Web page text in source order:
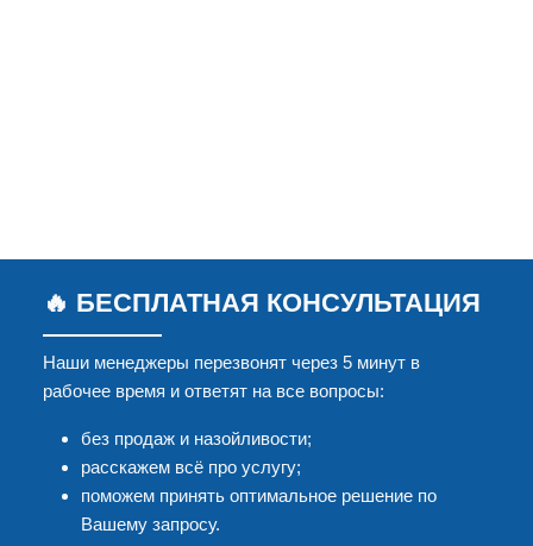
🔥 БЕСПЛАТНАЯ КОНСУЛЬТАЦИЯ
Наши менеджеры перезвонят через 5 минут в
рабочее время и ответят на все вопросы:
без продаж и назойливости;
расскажем всё про услугу;
поможем принять оптимальное решение по
Вашему запросу.